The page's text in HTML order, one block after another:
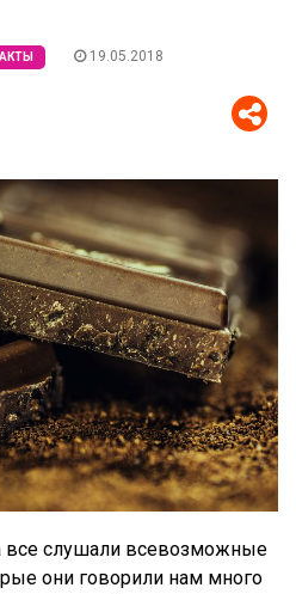
19.05.2018
все слушали всевозможные
они говорили нам много